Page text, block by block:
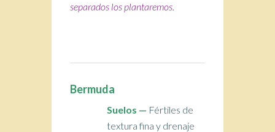
separados los plantaremos.
Bermuda
Suelos — Fértiles de
textura fina y drenaje